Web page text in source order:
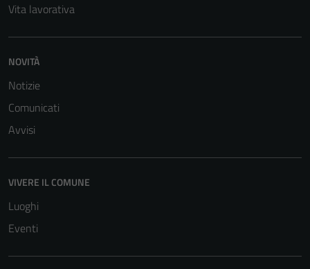
Vita lavorativa
NOVITÀ
Notizie
Comunicati
Avvisi
VIVERE IL COMUNE
Luoghi
Eventi
Tecnici
possono